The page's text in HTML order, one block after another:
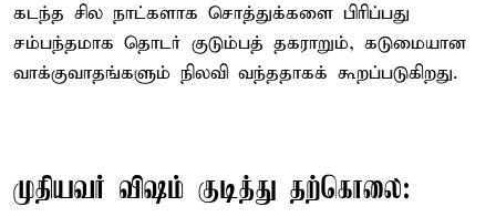
கடந்த சில நாட்களாக சொத்துக்களை பிரிப்பது
சம்பந்தமாக தொடர் குடும்பத் தகராறும், கடுமையான
வாக்குவாதங்களும் நிலவி வந்ததாகக் கூறப்படுகிறது.
முதியவர் விஷம் குடித்து தற்கொலை: